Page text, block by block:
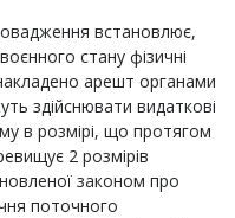
встановлює,
стану фізичні
арешт органами
здійснювати видаткові
в розмірі, що протягом
2 розмірів
законом про
поточного